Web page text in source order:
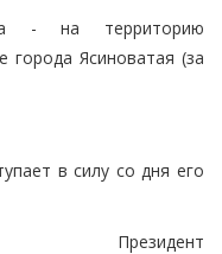
- на территорию
города Ясиноватая (за
в силу со дня его
Президент